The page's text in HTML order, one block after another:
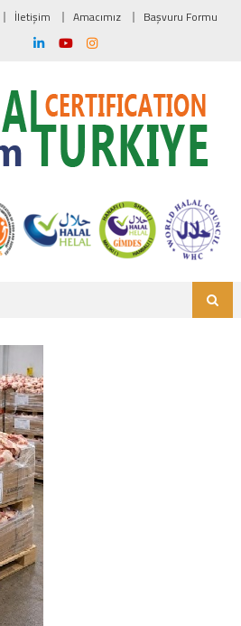
İletişim Amacımız Başvuru Formu